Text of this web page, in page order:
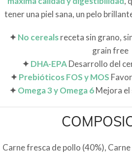
tener una piel sana, un pelo
✦No cerealsreceta sin grano,
grain free
✦DHA-EPADesarrollo del
✦Prebióticos FOS y MOS
✦Omega 3 y Omega 6Mejora el
Carne fresca de pollo (40%),